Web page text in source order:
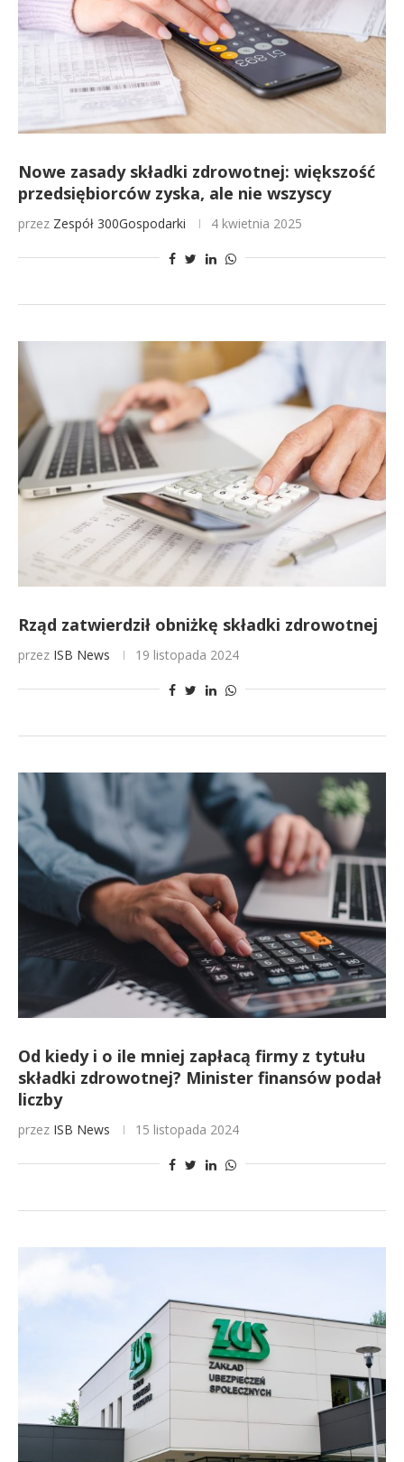
Nowe zasady składki zdrowotnej: większość
przedsiębiorców zyska, ale nie wszyscy
przez Zespół 300Gospodarki 4 kwietnia 2025
Rząd zatwierdził obniżkę składki zdrowotnej
przez ISB News 19 listopada 2024
Od kiedy i o ile mniej zapłacą firmy z tytułu
składki zdrowotnej? Minister finansów podał
liczby
przez ISB News 15 listopada 2024